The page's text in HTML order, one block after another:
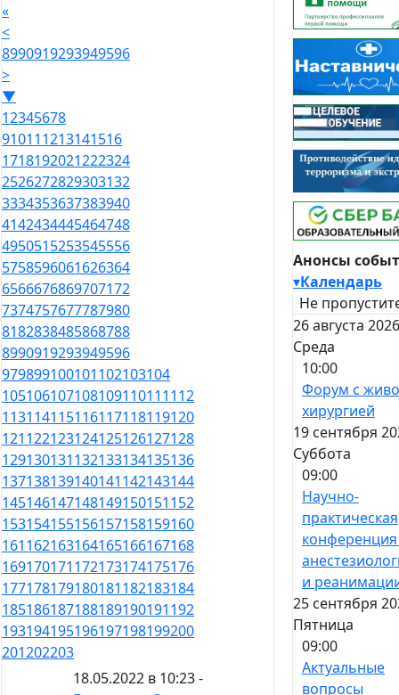
«
<
8990919293949596
>
▼
12345678
910111213141516
1718192021222324
2526272829303132
3334353637383940
4142434445464748
4950515253545556
5758596061626364
6566676869707172
7374757677787980
8182838485868788
8990919293949596
979899100101102103104
105106107108109110111112
113114115116117118119120
121122123124125126127128
129130131132133134135136
137138139140141142143144
145146147148149150151152
153154155156157158159160
161162163164165166167168
169170171172173174175176
177178179180181182183184
185186187188189190191192
193194195196197198199200
201202203
18.05.2022 в 10:23 -
Анонсы
▾Календарь
Не
26 августа
Среда
10:00
Форум с
хирургией
19 сентября
Суббота
09:00
Научно-
практическая
и
25 сентября
Пятница
09:00
Актуальные
вопросы